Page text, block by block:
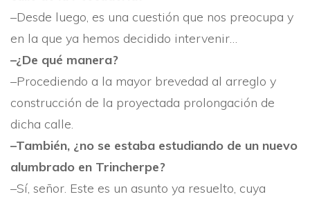
–Desde luego, es una cuestión que nos preocupa y
en la que ya hemos decidido intervenir…
–¿De qué manera?
–Procediendo a la mayor bre­vedad al arreglo y
construcción de la proyectada prolongación de
dicha calle.
–También, ¿no se estaba estudiando de un nuevo
alumbrado en Trincherpe?
–Sí­, señor. Este es un asunto ya resuelto, cuya